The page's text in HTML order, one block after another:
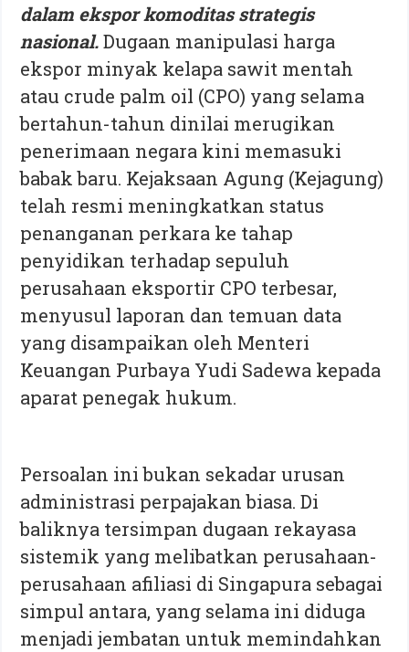
dalam ekspor komoditas strategis
nasional.Dugaan manipulasi harga
ekspor minyak kelapa sawit mentah
atau crude palm oil (CPO) yang selama
bertahun-tahun dinilai merugikan
penerimaan negara kini memasuki
babak baru. Kejaksaan Agung (Kejagung)
telah resmi meningkatkan status
penanganan perkara ke tahap
penyidikan terhadap sepuluh
perusahaan eksportir CPO terbesar,
menyusul laporan dan temuan data
yang disampaikan oleh Menteri
Keuangan Purbaya Yudi Sadewa kepada
aparat penegak hukum.
Persoalan ini bukan sekadar urusan
administrasi perpajakan biasa. Di
baliknya tersimpan dugaan rekayasa
sistemik yang melibatkan perusahaan-
perusahaan afiliasi di Singapura sebagai
simpul antara, yang selama ini diduga
menjadi jembatan untuk memindahkan